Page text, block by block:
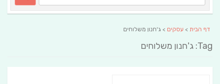
דף הבית > עסקים > ג'חנון משלוחים
Tag: ג'חנון משלוחים